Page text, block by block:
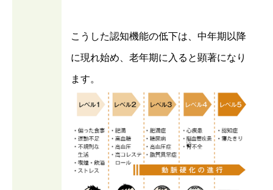
こうした認知機能の低下は、中年期以降
に現れ始め、老年期に入ると顕著になり
ます。